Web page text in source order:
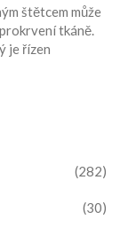
štětcem může
tkáně.
je řízen
(282)
(30)